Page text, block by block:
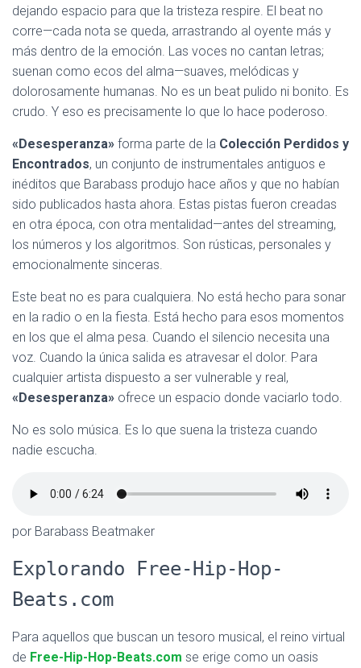
dejando espacio para que la tristeza respire. El beat no
corre—cada nota se queda, arrastrando al oyente más y
más dentro de la emoción. Las voces no cantan letras;
suenan como ecos del alma—suaves, melódicas y
dolorosamente humanas. No es un beat pulido ni bonito. Es
crudo. Y eso es precisamente lo que lo hace poderoso.
«Desesperanza» forma parte de la Colección Perdidos y
Encontrados, un conjunto de instrumentales antiguos e
inéditos que Barabass produjo hace años y que no habían
sido publicados hasta ahora. Estas pistas fueron creadas
en otra época, con otra mentalidad—antes del streaming,
los números y los algoritmos. Son rústicas, personales y
emocionalmente sinceras.
Este beat no es para cualquiera. No está hecho para sonar
en la radio o en la fiesta. Está hecho para esos momentos
en los que el alma pesa. Cuando el silencio necesita una
voz. Cuando la única salida es atravesar el dolor. Para
cualquier artista dispuesto a ser vulnerable y real,
«Desesperanza» ofrece un espacio donde vaciarlo todo.
No es solo música. Es lo que suena la tristeza cuando
nadie escucha.
por Barabass Beatmaker
Explorando Free-Hip-Hop-
Beats.com
Para aquellos que buscan un tesoro musical, el reino virtual
de Free-Hip-Hop-Beats.com se erige como un oasis